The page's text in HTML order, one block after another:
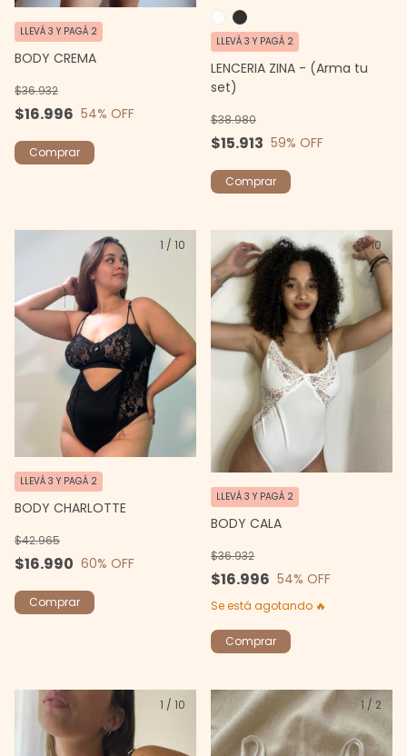
BODY CREMA
$16.996
$36.932
54% OFF
LLEVÁ 3 Y PAGÁ 2
Comprar
LENCERIA ZINA - (Arma tu
set)
$15.913
$38.980
59% OFF
LLEVÁ 3 Y PAGÁ 2
Comprar
1 / 10
BODY CHARLOTTE
$16.990
$42.965
60% OFF
LLEVÁ 3 Y PAGÁ 2
Comprar
1/10
BODY CALA
$16.996
$36.932
54% OFF
LLEVÁ 3 Y PAGÁ 2
Se está agotando 🔥
Comprar
1 / 10 1 / 2